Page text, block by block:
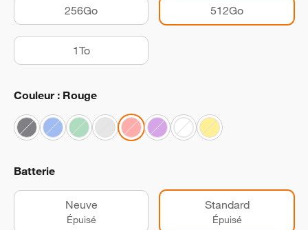
256Go 512Go
1To
Couleur : Rouge
Batterie
Neuve
Épuisé
Standard
Épuisé